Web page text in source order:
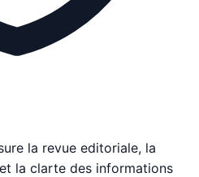
la revue editoriale, la
la clarte des informations